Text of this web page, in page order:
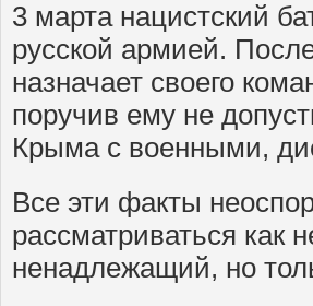
3 марта нацистский
русской армией.
назначает своего
поручив ему не
Крыма с военными,
Все эти факты
рассматриваться как
ненадлежащий, но